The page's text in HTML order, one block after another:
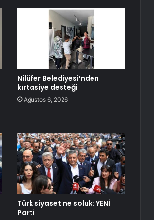
Nilüfer Belediyesi’nden
kırtasiye desteği
Ağustos 6, 2026
Türk siyasetine soluk: YENİ
Parti